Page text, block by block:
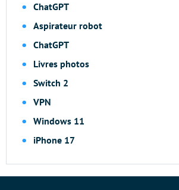
ChatGPT
Aspirateur robot
ChatGPT
Livres photos
Switch 2
VPN
Windows 11
iPhone 17